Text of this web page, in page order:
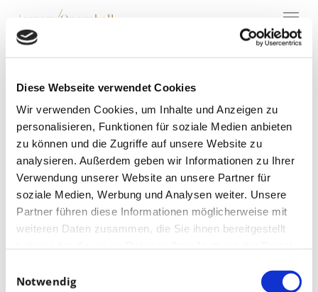
Diese Webseite verwendet Cookies
Wir verwenden Cookies, um Inhalte und Anzeigen zu
personalisieren, Funktionen für soziale Medien anbieten
zu können und die Zugriffe auf unsere Website zu
analysieren. Außerdem geben wir Informationen zu Ihrer
Verwendung unserer Website an unsere Partner für
soziale Medien, Werbung und Analysen weiter. Unsere
Partner führen diese Informationen möglicherweise mit
weiteren Daten zusammen, die Sie ihnen bereitgestellt
Notwendig
main
content
Menu
Unikat für
Opernball-
Tombola